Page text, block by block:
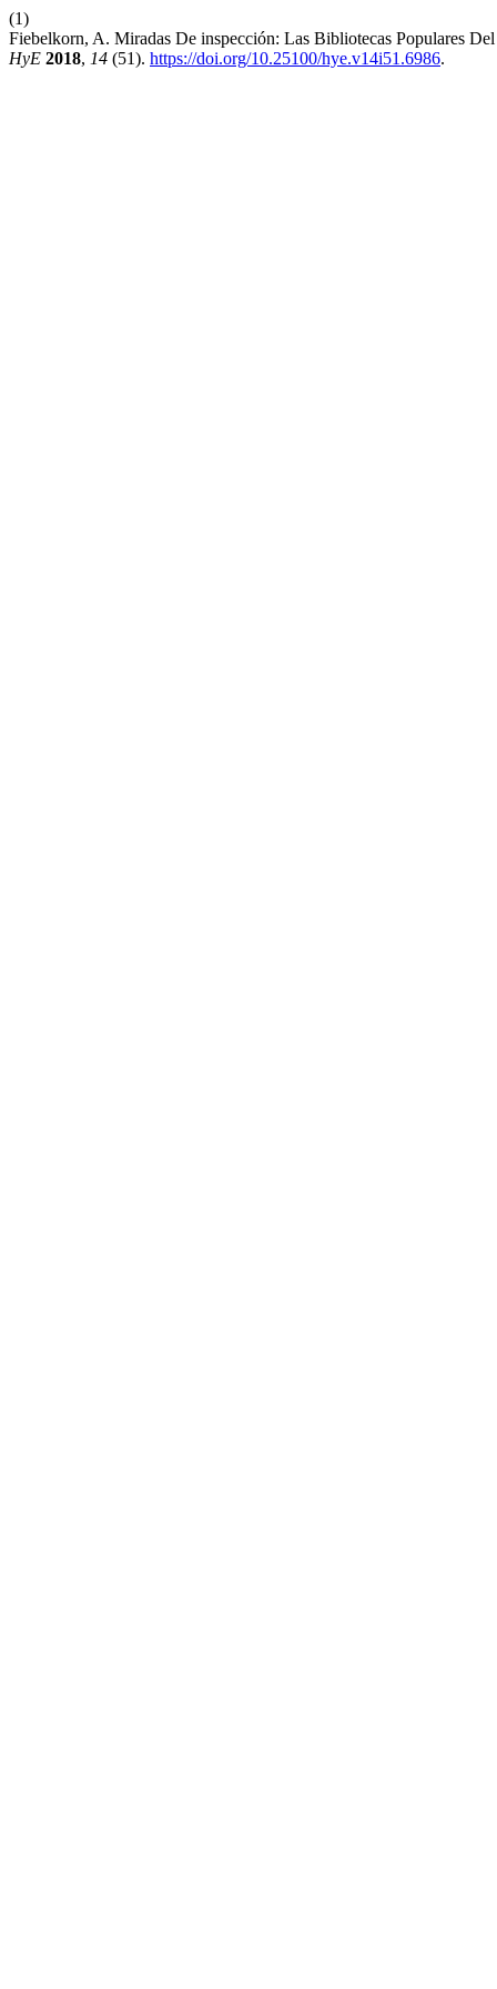
(1)
Fiebelkorn, A. Miradas De inspección: Las Bibliotecas Populares
HyE 2018, 14 (51). https://doi.org/10.25100/hye.v14i51.6986.